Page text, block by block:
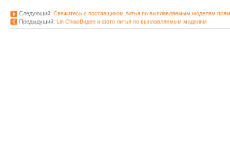
Следующий: Свяжитесь с поставщиком литья по выплавляемым моделям
Предыдущий: Lin ChiaoВидео и фото литья по выплавляемым моделям